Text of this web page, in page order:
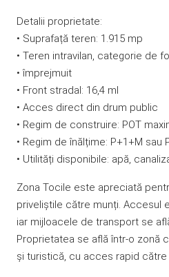
Detalii proprietate:
• Suprafață teren: 1.915 mp
• Teren intravilan, categorie de
• împrejmuit
• Front stradal: 16,4 ml
• Acces direct din drum public
• Regim de construire: POT
• Regim de înălțime: P+1+M sau
• Utilități disponibile: apă,
Zona Tocile este apreciată
priveliștile către munți. Accesul
iar mijloacele de transport se
Proprietatea se află într-o zonă
și turistică, cu acces rapid către